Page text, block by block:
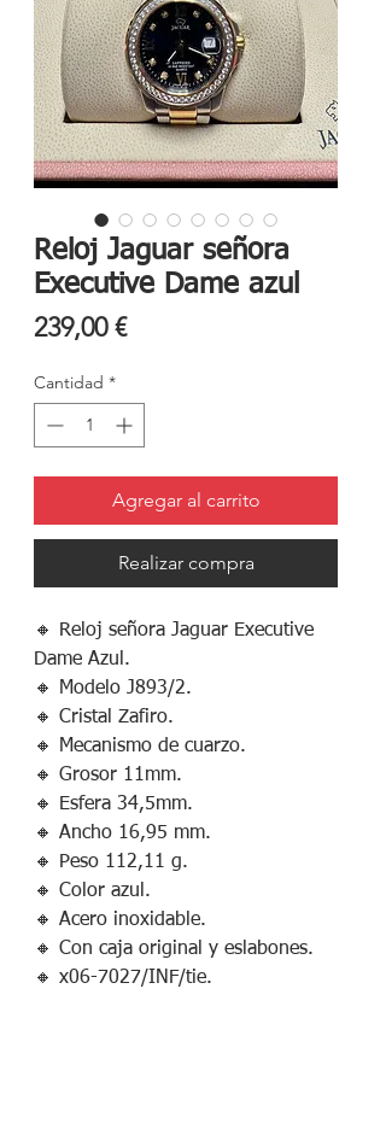
Reloj Jaguar señora
Executive Dame azul
239,00 €Precio
Cantidad *
Agregar al carrito
Realizar compra
🔸 Reloj señora Jaguar Executive
Dame Azul.
🔸 Modelo J893/2.
🔸 Cristal Zafiro.
🔸 Mecanismo de cuarzo.
🔸 Grosor 11mm.
🔸 Esfera 34,5mm.
🔸 Ancho 16,95 mm.
🔸 Peso 112,11 g.
🔸 Color azul.
🔸 Acero inoxidable.
🔸 Con caja original y eslabones.
🔸 x06-7027/INF/tie.